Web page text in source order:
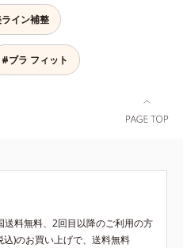
イン補整
#ブラ フィット
送料無料、2回目以降のご利用の方
)のお買い上げで、送料無料